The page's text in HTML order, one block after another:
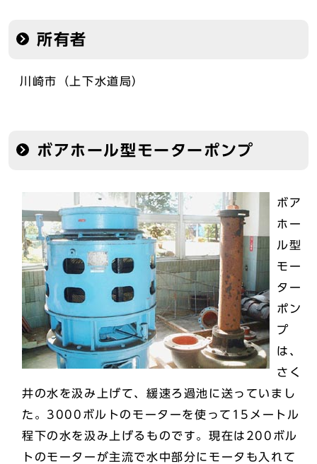
所有者
川崎市（上下水道局）
ボアホール型モーターポンプ
ボア
ホー
ル型
モー
ター
ポン
プ
は、
さく
井の水を汲み上げて、緩速ろ過池に送っていまし
た。3000ボルトのモーターを使って15メートル
程下の水を汲み上げるものです。現在は200ボル
トのモーターが主流で水中部分にモータも入れて